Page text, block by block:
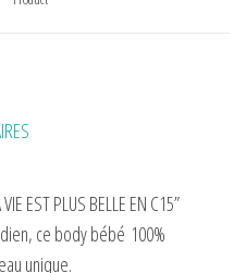
EST PLUS BELLE EN C15”
ce body bébé 100%
unique.